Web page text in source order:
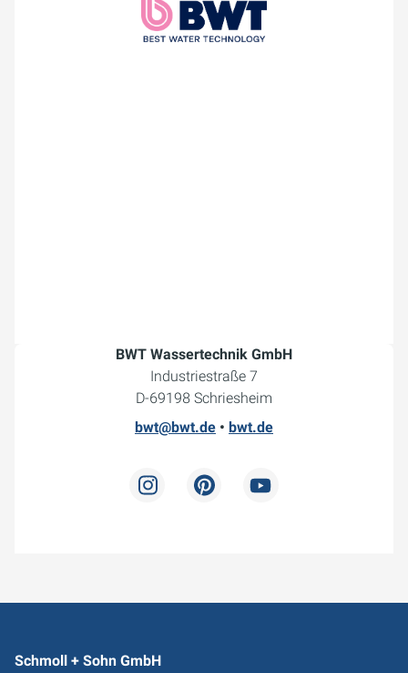
BWT Wassertechnik GmbH
Industriestraße 7
D-69198 Schriesheim
bwt@bwt.de • bwt.de
Schmoll + Sohn GmbH